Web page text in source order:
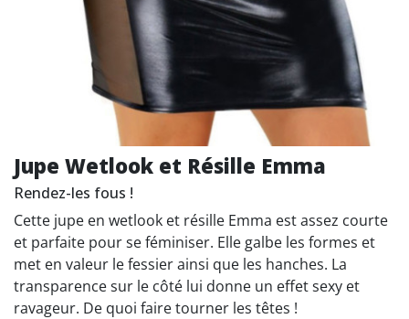
Jupe Wetlook et Résille Emma
Rendez-les fous !
Cette jupe en wetlook et résille Emma est assez courte
et parfaite pour se féminiser. Elle galbe les formes et
met en valeur le fessier ainsi que les hanches. La
transparence sur le côté lui donne un effet sexy et
ravageur. De quoi faire tourner les têtes !